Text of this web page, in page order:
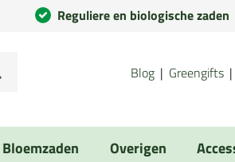
Reguliere en biologische zaden
Blog Greengifts
Bloemzaden Overigen